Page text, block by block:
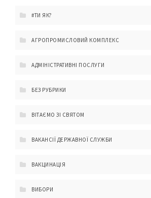
#ТИ ЯК?
АГРОПРОМИСЛОВИЙ КОМПЛЕКС
АДМІНІСТРАТИВНІ ПОСЛУГИ
БЕЗ РУБРИКИ
ВІТАЄМО ЗІ СВЯТОМ
ВАКАНСІЇ ДЕРЖАВНОЇ СЛУЖБИ
ВАКЦИНАЦІЯ
ВИБОРИ